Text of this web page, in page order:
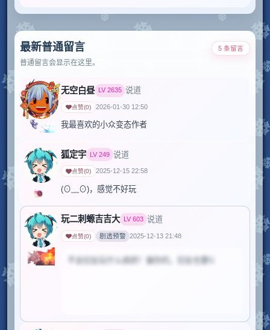
最新普通留言
普通留言会显示在这里。
5 条留言
无空白昼 LV2635 说道
点赞(0) 2026-01-30 12:50
我最喜欢的小众变态作者
狐定宇 LV249 说道
点赞(0) 2025-12-15 22:58
(⊙﹏⊙)，感觉不好玩
玩二刺螈吉吉大 LV603 说道
点赞(0) 剧透预警 2025-12-13 21:48
不会拉扯玩什么病娇！骗你的，拉扯也要G